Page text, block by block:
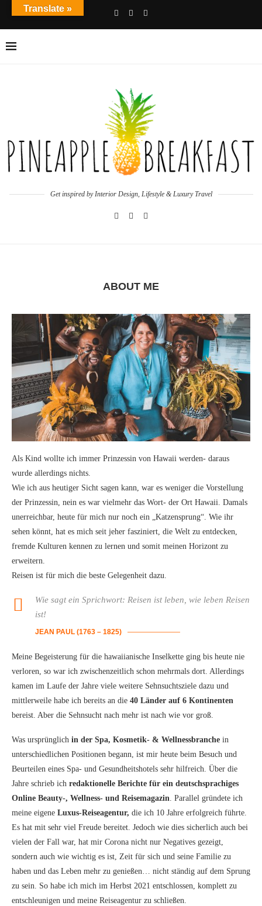
Get inspired by Interior Design, Lifestyle & Luxury Travel
ABOUT ME
Als Kind wollte ich immer Prinzessin von Hawaii werden- daraus
wurde allerdings nichts.
Wie ich aus heutiger Sicht sagen kann, war es weniger die Vorstellung
der Prinzessin, nein es war vielmehr das Wort- der Ort Hawaii. Damals
unerreichbar, heute für mich nur noch ein „Katzensprung“. Wie ihr
sehen könnt, hat es mich seit jeher fasziniert, die Welt zu entdecken,
fremde Kulturen kennen zu lernen und somit meinen Horizont zu
erweitern.
Reisen ist für mich die beste Gelegenheit dazu.
Wie sagt ein Sprichwort: Reisen ist leben, wie leben Reisen
ist!
JEAN PAUL (1763 – 1825)
Meine Begeisterung für die hawaiianische Inselkette ging bis heute nie
verloren, so war ich zwischenzeitlich schon mehrmals dort. Allerdings
kamen im Laufe der Jahre viele weitere Sehnsuchtsziele dazu und
mittlerweile habe ich bereits an die 40 Länder auf 6 Kontinenten
bereist. Aber die Sehnsucht nach mehr ist nach wie vor groß.
Was ursprünglich in der Spa, Kosmetik- & Wellnessbranche in
unterschiedlichen Positionen begann, ist mir heute beim Besuch und
Beurteilen eines Spa- und Gesundheitshotels sehr hilfreich. Über die
Jahre schrieb ich redaktionelle Berichte für ein deutschsprachiges
Online Beauty-, Wellness- und Reisemagazin. Parallel gründete ich
meine eigene Luxus-Reiseagentur, die ich 10 Jahre erfolgreich führte.
Es hat mit sehr viel Freude bereitet. Jedoch wie dies sicherlich auch bei
vielen der Fall war, hat mir Corona nicht nur Negatives gezeigt,
sondern auch wie wichtig es ist, Zeit für sich und seine Familie zu
haben und das Leben mehr zu genießen… nicht ständig auf dem Sprung
zu sein. So habe ich mich im Herbst 2021 entschlossen, komplett zu
entschleunigen und meine Reiseagentur zu schließen.
Translate »